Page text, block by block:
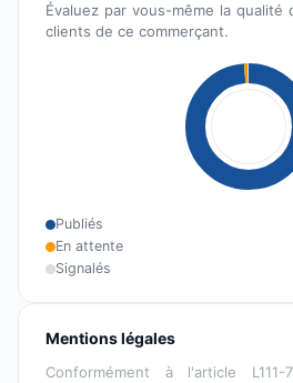
Évaluez par vous-même la qualité
clients de ce commerçant.
Publiés
En attente
Signalés
Mentions légales
Conformément à l'article